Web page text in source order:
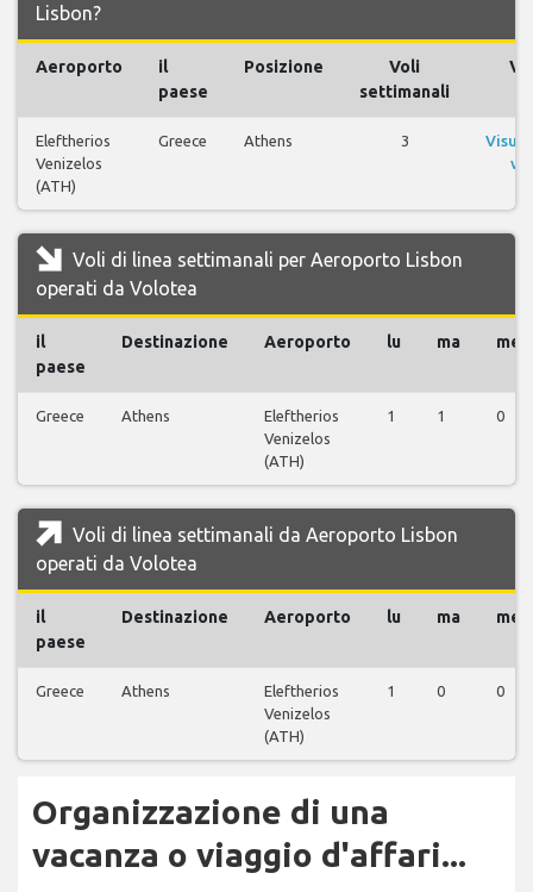
Lisbon?
Aeroporto
il
paese
Posizione
Voli
settimanali
Eleftherios
Venizelos
(ATH)
Greece Athens 3
Voli di linea settimanali per Aeroporto Lisbon
operati da Volotea
il
paese
Destinazione Aeroporto lu ma me
Greece Athens
Eleftherios
Venizelos
(ATH)
1 1 0
Voli di linea settimanali da Aeroporto Lisbon
operati da Volotea
il
paese
Destinazione Aeroporto lu ma me
Greece Athens
Eleftherios
Venizelos
(ATH)
1 0 0
Organizzazione di una
vacanza o viaggio d'affari...